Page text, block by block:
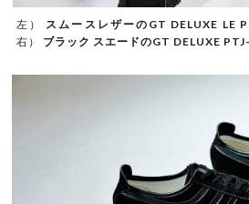
左）
スムースレザーのGT DELUXE LE
右） ブラック スエードのGT DELUXE